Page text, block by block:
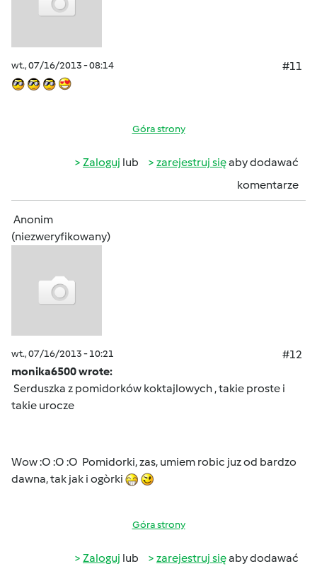
wt., 07/16/2013 - 08:14 #11
Góra strony
Zaloguj lub zarejestruj sięaby dodawać
komentarze
Anonim
(niezweryfikowany)
wt., 07/16/2013 - 10:21
#12
monika6500 wrote:
Serduszka z pomidorków koktajlowych , takie proste i
takie urocze
Wow :O :O :O Pomidorki, zas, umiem robic juz od bardzo
dawna, tak jak i ogòrki
Góra strony
Zaloguj lub zarejestruj sięaby dodawać